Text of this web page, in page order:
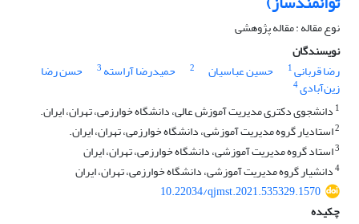
نوع مقاله : مقاله پژوهشی
نویسندگان
رضا قربانی1 حسین عباسیان 2 حمیدرضا آراسته 3 حسن رضا
زین‌آبادی4
1 دانشجوی دکتری مدیریت آموزش عالی، دانشگاه خوارزمی، تهران، ایران.
2استادیار گروه مدیریت آموزشی، دانشگاه خوارزمی، تهران، ایران.
3استاد گروه مدیریت آموزشی، دانشگاه خوارزمی، تهران، ایران
4دانشیار گروه مدیریت آموزشی، دانشگاه خوارزمی، تهران، ایران
10.22034/qjmst.2021.535329.1570
چکیده